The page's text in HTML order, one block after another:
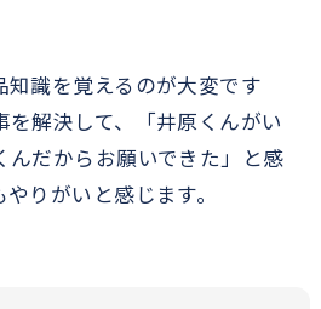
識を覚えるのが大変です
解決して、「井原くんがい
んだからお願いできた」と感
りがいと感じます。